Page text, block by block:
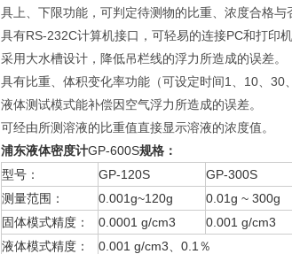
具上、下限功能，可判定待测物的比重、浓度合格与
具有RS-232C计算机接口，可轻易的连接PC和打印机
采用大水槽设计，降低吊栏线的浮力所造成的误差。
具有比重、体积变化率功能（可设定时间1、10、30
液体测试模式能补偿因空气浮力所造成的误差。
可经由所测溶液的比重值直接显示溶液的浓度值。
浦东液体密度计GP-600S规格：
型号：
GP-120S GP-300S
测量范围：
0.001g~120g 0.01g ~ 300g
固体模式精度：
0.0001 g/cm3 0.001 g/cm3
液体模式精度：
0.001 g/cm3、0.1％